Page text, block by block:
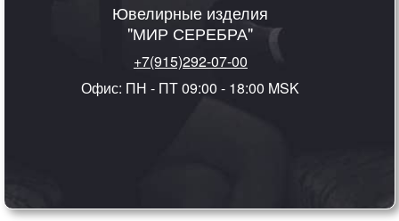
Ювелирные изделия
"МИР СЕРЕБРА"
+7(915)292-07-00
Офис: ПН - ПТ 09:00 - 18:00 MSK